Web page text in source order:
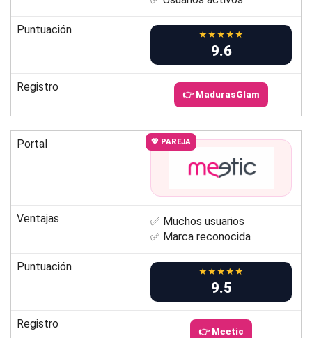
Puntuación ★★★★★
9.6
Registro
👉 MadurasGlam
Portal 💖 PAREJA
Ventajas
✅ Muchos usuarios
✅ Marca reconocida
Puntuación ★★★★★
9.5
Registro
👉 Meetic